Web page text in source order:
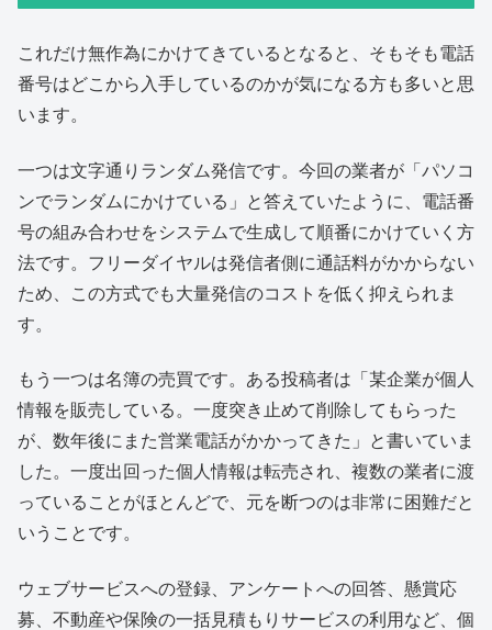
これだけ無作為にかけてきているとなると、そもそも電話
番号はどこから入手しているのかが気になる方も多いと思
います。
一つは文字通りランダム発信です。今回の業者が「パソコ
ンでランダムにかけている」と答えていたように、電話番
号の組み合わせをシステムで生成して順番にかけていく方
法です。フリーダイヤルは発信者側に通話料がかからない
ため、この方式でも大量発信のコストを低く抑えられま
す。
もう一つは名簿の売買です。ある投稿者は「某企業が個人
情報を販売している。一度突き止めて削除してもらった
が、数年後にまた営業電話がかかってきた」と書いていま
した。一度出回った個人情報は転売され、複数の業者に渡
っていることがほとんどで、元を断つのは非常に困難だと
いうことです。
ウェブサービスへの登録、アンケートへの回答、懸賞応
募、不動産や保険の一括見積もりサービスの利用など、個